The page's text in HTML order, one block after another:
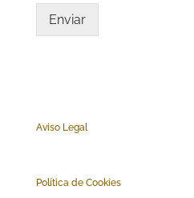
Enviar
Aviso Legal
Política de Cookies